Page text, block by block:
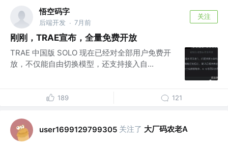
悟空码字
后端开发 · 7月前
关注
刚刚，TRAE宣布，全量免费开放
TRAE 中国版 SOLO 现在已经对全部用户免费开
放，不仅能自由切换模型，还支持接入自...
189 121
user1699129799305 关注了 大厂码农老A